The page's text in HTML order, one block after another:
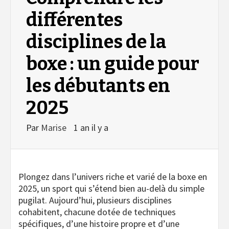
différentes
disciplines de la
boxe : un guide pour
les débutants en
2025
Par Marise 1 an il y a
Plongez dans l’univers riche et varié de la boxe en
2025, un sport qui s’étend bien au-delà du simple
pugilat. Aujourd’hui, plusieurs disciplines
cohabitent, chacune dotée de techniques
spécifiques, d’une histoire propre et d’une